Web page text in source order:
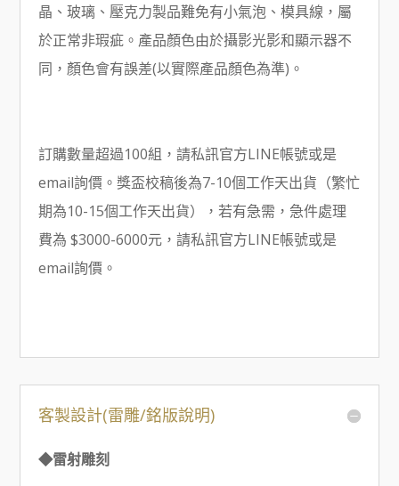
晶、玻璃、壓克力製品難免有小氣泡、模具線，屬
於正常非瑕疵。產品顏色由於攝影光影和顯示器不
同，顏色會有誤差(以實際產品顏色為準)。
訂購數量超過100組，請私訊官方LINE帳號或是
email詢價。獎盃校稿後為7-10個工作天出貨（繁忙
期為10-15個工作天出貨），若有急需，急件處理
費為 $3000-6000元，請私訊官方LINE帳號或是
email詢價。
客製設計(雷雕/銘版說明)
◆雷射雕刻